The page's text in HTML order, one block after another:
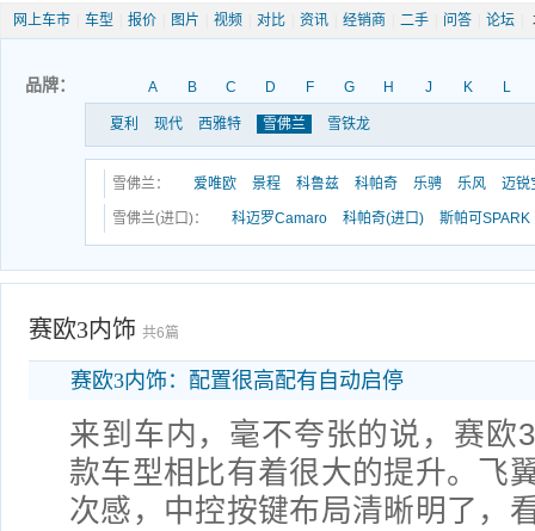
网上车市 车型 报价 图片 视频 对比 资讯 经销商 二手 问答 论坛
品牌： A B C D F G H J K L
夏利 现代 西雅特 雪佛兰 雪铁龙
雪佛兰： 爱唯欧 景程 科鲁兹 科帕奇 乐骋 乐风 迈锐
雪佛兰(进口)： 科迈罗Camaro 科帕奇(进口) 斯帕可SPARK
赛欧3内饰 共6篇
赛欧3内饰：配置很高配有自动启停
来到车内，毫不夸张的说，赛欧
款车型相比有着很大的提升。飞
次感，中控按键布局清晰明了，